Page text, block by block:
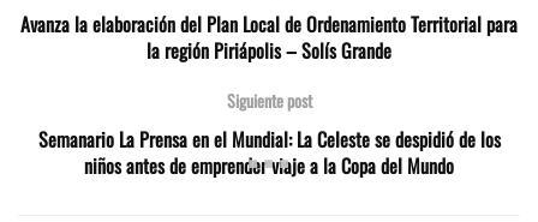
Avanza la elaboración del Plan Local de Ordenamiento Territorial para
la región Piriápolis – Solís Grande
Siguiente post
Semanario La Prensa en el Mundial: La Celeste se despidió de los
niños antes de emprender viaje a la Copa del Mundo